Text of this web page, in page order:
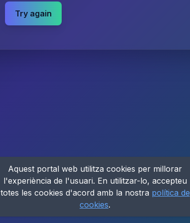
Try again
Aquest portal web utilitza cookies per millorar
l'experiència de l'usuari. En utilitzar-lo, accepteu
totes les cookies d'acord amb la nostra política de
cookies.